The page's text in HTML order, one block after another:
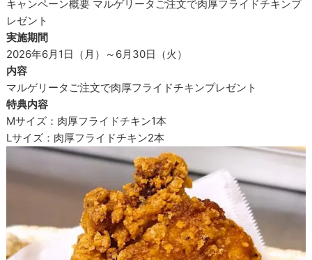
キャンペーン概要 マルゲリータご注文で肉厚フライドチキンプ
レゼント
実施期間
2026年6月1日（月）～6月30日（火）
内容
マルゲリータご注文で肉厚フライドチキンプレゼント
特典内容
Mサイズ：肉厚フライドチキン1本
Lサイズ：肉厚フライドチキン2本